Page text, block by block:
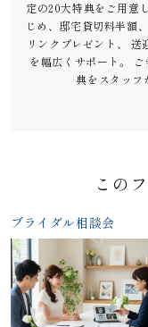
定の20大特典をご用意
じめ、邸宅貸切料半額
リンクプレゼント、 送
を幅広くサポート。
典をスタッフ
この
ブライダル相談会